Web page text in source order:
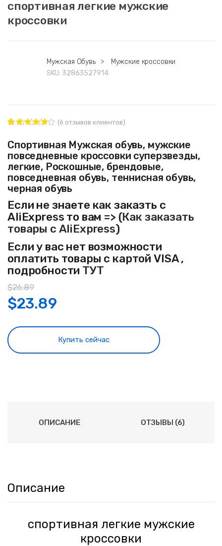
спортивная легкие мужские
кроссовки
Мужская Обувь >
Мужские кроссовки
SKU: 32863527914
4.83
на основе
опроса
пользовате
лей
(6 отзывов клиентов)
Спортивная Мужская обувь, мужские
повседневные кроссовки суперзвезды,
легкие, Роскошные, брендовые,
повседневная обувь, теннисная обувь,
черная обувь
Если не знаете как заказть с
AliExpress то вам => (Как заказать
товары с AliExpress)
Если у вас нет возможности
оплатить товары с картой VISA ,
подробности ТУТ
$26.89
$23.89
Купить сейчас
ОПИСАНИЕ ОТЗЫВЫ (6)
Описание
спортивная легкие мужские
кроссовки